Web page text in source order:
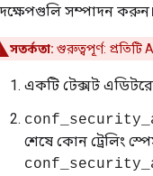
সম্পাদন করুন।
সতর্কতা: গুরুত্বপূর্ণ:
একটি টেক্সট এডিটরে
শেষে কোন ট্রেলিং